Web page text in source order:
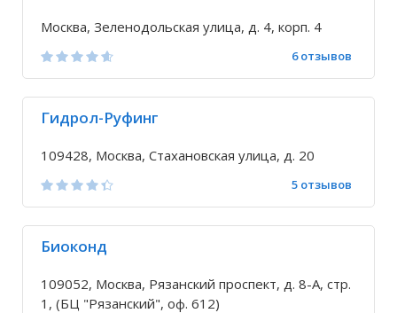
Москва, Зеленодольская улица, д. 4, корп. 4
6 отзывов
Гидрол-Руфинг
109428, Москва, Стахановская улица, д. 20
5 отзывов
Биоконд
109052, Москва, Рязанский проспект, д. 8-А, стр.
1, (БЦ "Рязанский", оф. 612)